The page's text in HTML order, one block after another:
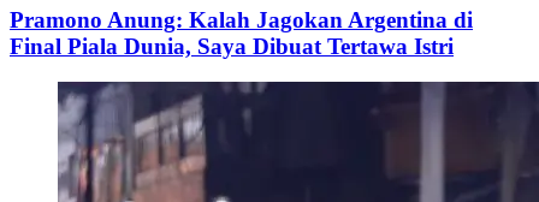
Pramono Anung: Kalah Jagokan Argentina di
Final Piala Dunia, Saya Dibuat Tertawa Istri